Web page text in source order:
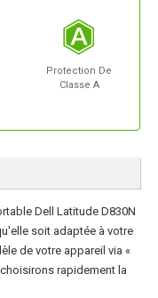
Protection De
Classe A
Dell Latitude D830N
soit adaptée à votre
de votre appareil via «
rapidement la